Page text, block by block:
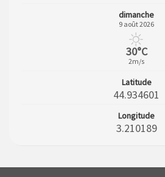
dimanche
9 août 2026
30°C
2m/s
Latitude
44.934601
Longitude
3.210189